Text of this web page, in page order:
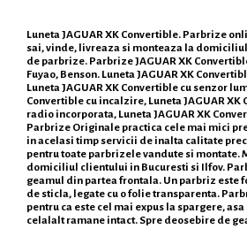
Luneta JAGUAR XK Convertible. Parbrize
sai, vinde, livreaza si monteaza la
de parbrize. Parbrize JAGUAR XK
Fuyao, Benson. Luneta JAGUAR XK
Luneta JAGUAR XK Convertible cu senzor
Convertible cu incalzire, Luneta JAGUAR XK
radio incorporata, Luneta JAGUAR XK
Parbrize Originale practica cele mai mici
in acelasi timp servicii de inalta calitate
pentru toate parbrizele vandute si montate.
domiciliul clientului in Bucuresti si Ilfov.
geamul din partea frontala. Un parbriz este
de sticla, legate cu o folie transparenta.
pentru ca este cel mai expus la spargere,
celalalt ramane intact. Spre deosebire de